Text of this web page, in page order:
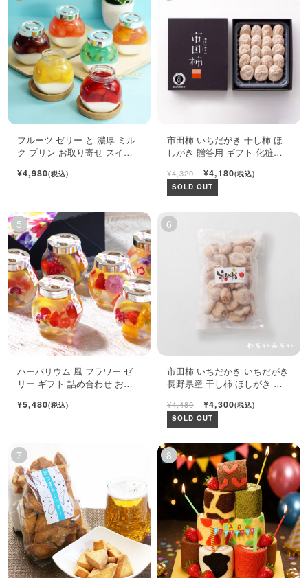
フルーツ ゼリー と 濃厚 ミル
ク プリン お取り寄せ スイー
¥4,980(税込)
市田柿 いちだがき 干し柿 ほ
しがき 贈答用 ギフト 化粧箱
¥4,320 ¥4,180(税込)
SOLD OUT
ハーバリウム 風 フラワー ゼ
リー ギフト 詰め合わせ おし
¥5,480(税込)
市田柿 いちだかき いちだがき
長野県産 干し柿 ほしがき い
¥4,480 ¥4,300(税込)
SOLD OUT